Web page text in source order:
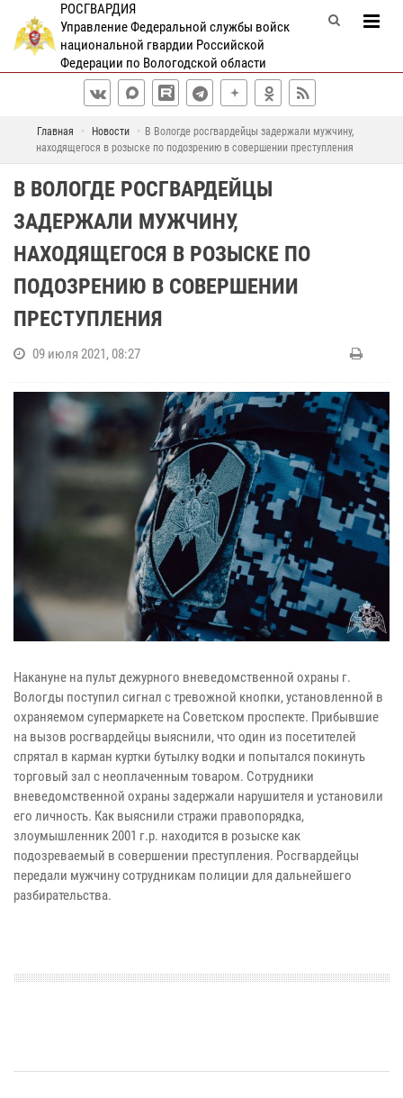
РОСГВАРДИЯ
Управление Федеральной службы войск
национальной гвардии Российской
Федерации по Вологодской области
Главная Новости
В Вологде росгвардейцы задержали мужчину,
находящегося в розыске по подозрению в совершении преступления
В ВОЛОГДЕ РОСГВАРДЕЙЦЫ
ЗАДЕРЖАЛИ МУЖЧИНУ,
НАХОДЯЩЕГОСЯ В РОЗЫСКЕ ПО
ПОДОЗРЕНИЮ В СОВЕРШЕНИИ
ПРЕСТУПЛЕНИЯ
09 июля 2021, 08:27
Накануне на пульт дежурного вневедомственной охраны г.
Вологды поступил сигнал с тревожной кнопки, установленной в
охраняемом супермаркете на Советском проспекте. Прибывшие
на вызов росгвардейцы выяснили, что один из посетителей
спрятал в карман куртки бутылку водки и попытался покинуть
торговый зал с неоплаченным товаром. Сотрудники
вневедомственной охраны задержали нарушителя и установили
его личность. Как выяснили стражи правопорядка,
злоумышленник 2001 г.р. находится в розыске как
подозреваемый в совершении преступления. Росгвардейцы
передали мужчину сотрудникам полиции для дальнейшего
разбирательства.